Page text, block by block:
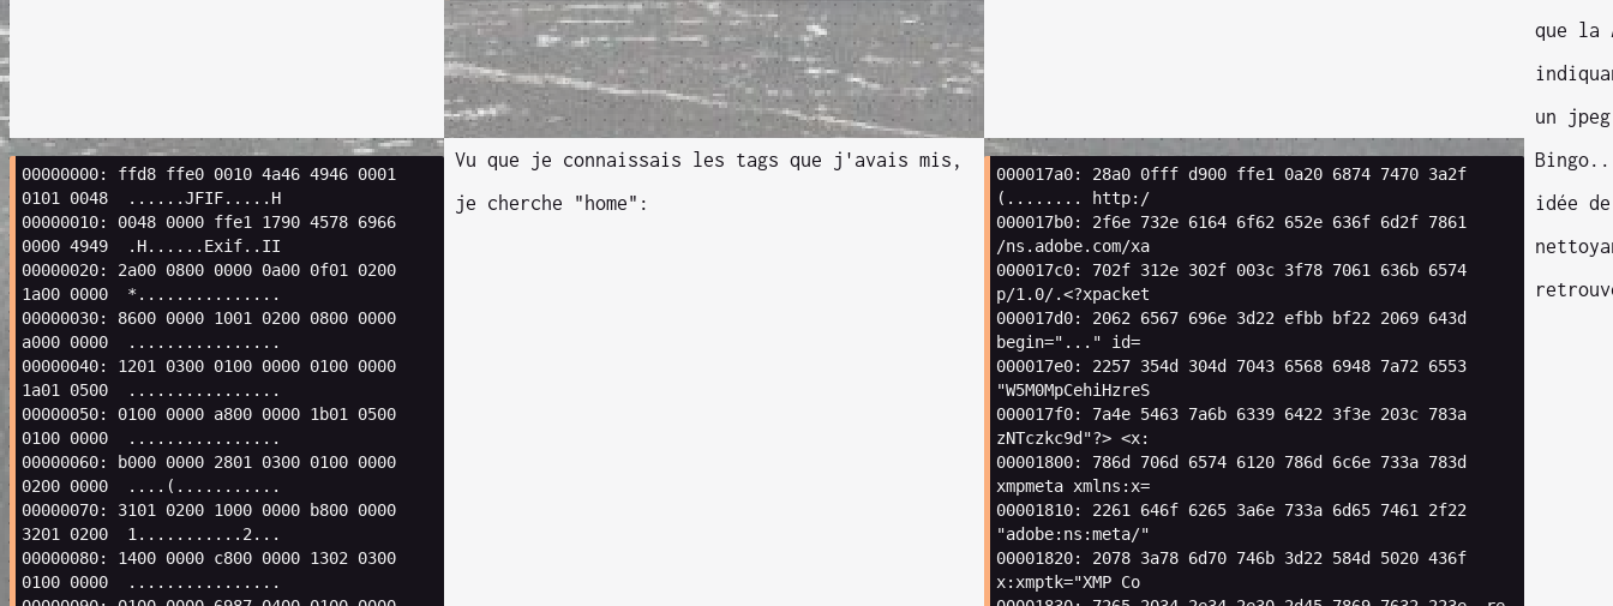
que la
un
00000000: ffd8 ffe0 0010 4a46 4946 0001
0101
0048
......JFIF.....H
00000010: 0048 0000 ffe1 1790 4578 6966
0000 4949
00000020: 2a00 0800 0000 0a00 0f01
0200
1a00 0000
00000030: 8600 0000 1001 0200 0800 0000
a000 0000
00000040: 1201 0300 0100 0000 0100 0000
1a01
0500
00000050: 0100 0000 a800 0000 1b01
0500
0100 0000
00000060: b000 0000 2801 0300 0100 0000
0200 0000 .... (
00000070: 3101 0200 1000 0000 b800 0000
3201
0200 1
00000080: 1400 0000 c800 0000 1302
0300
0100 0000
Vu que je connaissais les tags que j'avais mis,
je cherche "home":
000017a0: 28a0 0fff d900 ffe1 0a20 6874 7470 3a2f
( ........ http: /
000017b0: 2f6e 732e 6164 6f62 652e 636f 6d2f 7861
/ns . adobe. com/xa
000017c0: 702f 312e 302f 003c 3f78 7061 636b 6574
p/1.0/.<?xpacket
000017d0: 2062 6567 696e 3d22 efbb bf22 2069 643d
begin="..." id=
000017e0: 2257 354d 304d 7043 6568 6948 7a72
6553
"W5M0MpCehiHzreS
000017f0: 7a4e 5463 7a6b 6339 6422 3f3e 203c 783a
zNTczkc9d "?> <x:
00001800: 786d 706d 6574 6120 786d 6c6e 733a 783d
xmpmeta xmlns : x=
00001810: 2261 646f 6265 3a6e 733a 6d65 7461 2f22
"adobe:ns:meta/"
00001820: 2078 3a78 6d70 746b 3d22 584d 5020 436f
x: xmptk="XMP Co
idée